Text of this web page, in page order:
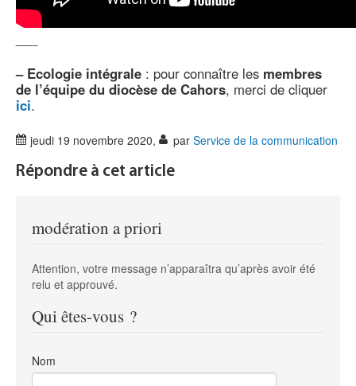
– Ecologie intégrale : pour connaître les membres
de l’équipe du diocèse de Cahors, merci de cliquer
ici.
jeudi 19 novembre 2020, par Service de la communication
Répondre à cet article
modération a priori
Attention, votre message n’apparaîtra qu’après avoir été
relu et approuvé.
Qui êtes-vous ?
Nom